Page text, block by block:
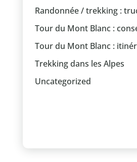
Randonnée / trekking :
Tour du Mont Blanc :
Tour du Mont Blanc :
Trekking dans les Alpes
Uncategorized